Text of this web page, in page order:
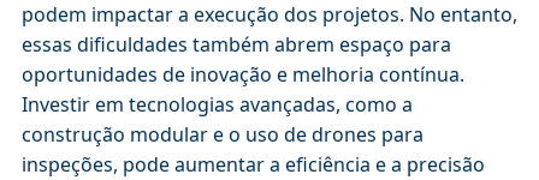
podem impactar a execução dos projetos. No entanto,
essas dificuldades também abrem espaço para
oportunidades de inovação e melhoria contínua.
Investir em tecnologias avançadas, como a
construção modular e o uso de drones para
inspeções, pode aumentar a eficiência e a precisão